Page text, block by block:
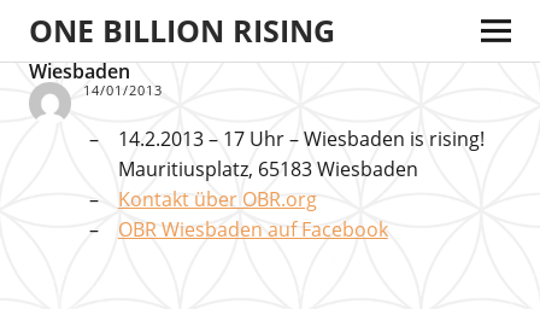
ONE BILLION RISING
Wiesbaden
14/01/2013
14.2.2013 – 17 Uhr – Wiesbaden is rising!
Mauritiusplatz, 65183 Wiesbaden
Kontakt über OBR.org
OBR Wiesbaden auf Facebook